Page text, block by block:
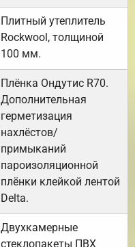
Плитный утеплитель
Rockwool, толщиной
100 мм.
Плёнка Ондутис R70.
Дополнительная
герметизация
нахлёстов/
примыканий
пароизоляционной
плёнки клейкой лентой
Delta.
Двухкамерные
стеклопакеты ПВХ